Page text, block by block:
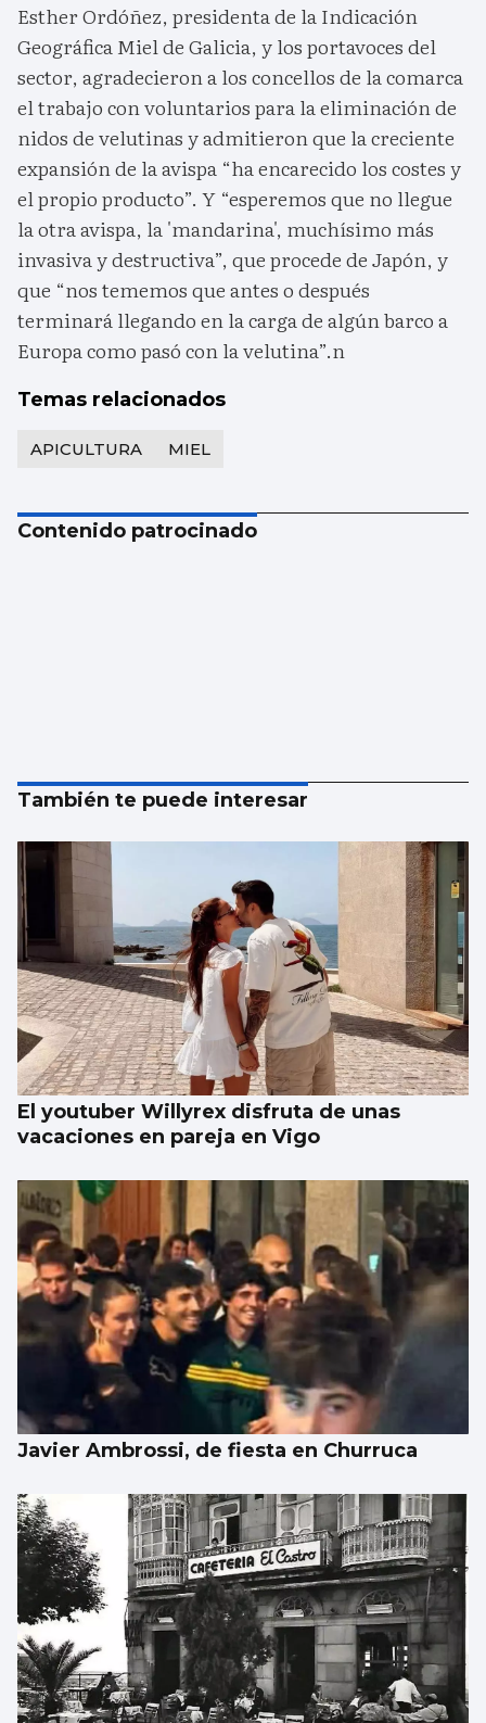
Esther Ordóñez, presidenta de la Indicación
Geográfica Miel de Galicia, y los portavoces del
sector, agradecieron a los concellos de la comarca
el trabajo con voluntarios para la eliminación de
nidos de velutinas y admitieron que la creciente
expansión de la avispa “ha encarecido los costes y
el propio producto”. Y “esperemos que no llegue
la otra avispa, la 'mandarina', muchísimo más
invasiva y destructiva”, que procede de Japón, y
que “nos tememos que antes o después
terminará llegando en la carga de algún barco a
Europa como pasó con la velutina”.n
Temas relacionados
APICULTURA MIEL
Contenido patrocinado
También te puede interesar
El youtuber Willyrex disfruta de unas
vacaciones en pareja en Vigo
Javier Ambrossi, de fiesta en Churruca